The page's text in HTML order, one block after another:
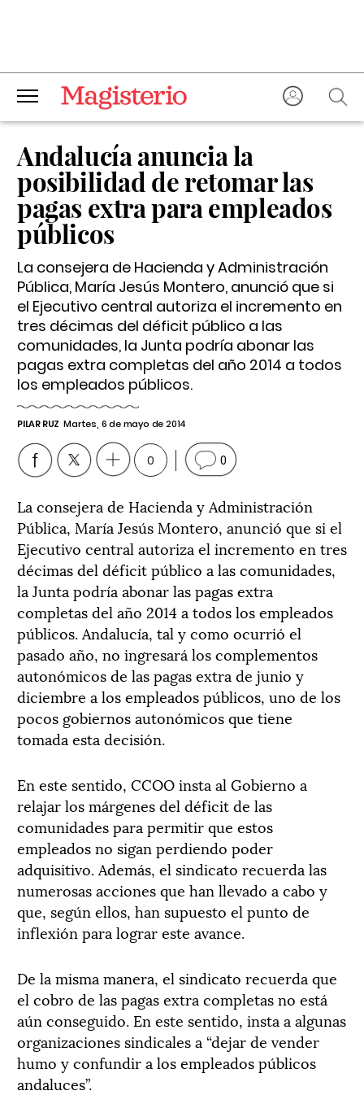
Andalucía anuncia la
posibilidad de retomar las
pagas extra para empleados
públicos
La consejera de Hacienda y Administración
Pública, María Jesús Montero, anunció que si
el Ejecutivo central autoriza el incremento en
tres décimas del déficit público a las
comunidades, la Junta podría abonar las
pagas extra completas del año 2014 a todos
los empleados públicos.
PILAR RUZ Martes, 6 de mayo de 2014
0 0
La consejera de Hacienda y Administración
Pública, María Jesús Montero, anunció que si el
Ejecutivo central autoriza el incremento en tres
décimas del déficit público a las comunidades,
la Junta podría abonar las pagas extra
completas del año 2014 a todos los empleados
públicos. Andalucía, tal y como ocurrió el
pasado año, no ingresará los complementos
autonómicos de las pagas extra de junio y
diciembre a los empleados públicos, uno de los
pocos gobiernos autonómicos que tiene
tomada esta decisión.
En este sentido, CCOO insta al Gobierno a
relajar los márgenes del déficit de las
comunidades para permitir que estos
empleados no sigan perdiendo poder
adquisitivo. Además, el sindicato recuerda las
numerosas acciones que han llevado a cabo y
que, según ellos, han supuesto el punto de
inflexión para lograr este avance.
De la misma manera, el sindicato recuerda que
el cobro de las pagas extra completas no está
aún conseguido. En este sentido, insta a algunas
organizaciones sindicales a “dejar de vender
humo y confundir a los empleados públicos
andaluces”.